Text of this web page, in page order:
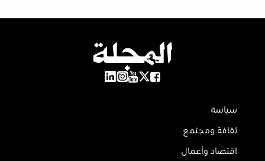
سياسة
ثقافة ومجتمع
اقتصاد وأعمال